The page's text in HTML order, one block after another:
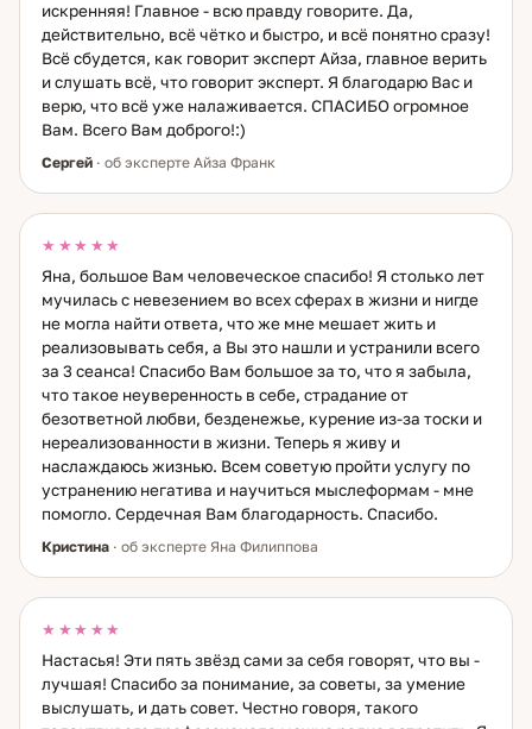
искренняя! Главное - всю правду говорите. Да,
действительно, всё чётко и быстро, и всё понятно сразу!
Всё сбудется, как говорит эксперт Айза, главное верить
и слушать всё, что говорит эксперт. Я благодарю Вас и
верю, что всё уже налаживается. СПАСИБО огромное
Вам. Всего Вам доброго!:)
Сергей · об эксперте Айза Франк
★★★★★
Яна, большое Вам человеческое спасибо! Я столько лет
мучилась с невезением во всех сферах в жизни и нигде
не могла найти ответа, что же мне мешает жить и
реализовывать себя, а Вы это нашли и устранили всего
за 3 сеанса! Спасибо Вам большое за то, что я забыла,
что такое неуверенность в себе, страдание от
безответной любви, безденежье, курение из-за тоски и
нереализованности в жизни. Теперь я живу и
наслаждаюсь жизнью. Всем советую пройти услугу по
устранению негатива и научиться мыслеформам - мне
помогло. Сердечная Вам благодарность. Спасибо.
Кристина · об эксперте Яна Филиппова
★★★★★
Настасья! Эти пять звёзд сами за себя говорят, что вы -
лучшая! Спасибо за понимание, за советы, за умение
выслушать, и дать совет. Честно говоря, такого